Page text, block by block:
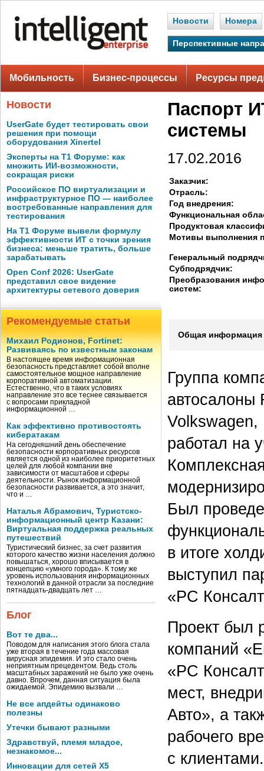
Новости Номера
Перспективные
Мобильность Бизнес-процессы Ресурсы
Новости
UserGate будет тестировать свои
решения при помощи
оборудования Xinertel
Эксперты на Т1 Форуме: как
множить ИИ-возможности,
сокращая риски
Российское ПО виртуализации и
инфраструктурное ПО — наиболее
востребованные направления для
тестирования
На Т1 Форуме вывели формулу
эффективности ИТ с точки зрения
бизнеса: меньше тратить, больше
зарабатывать
Open Conf 2026: UserGate
представил свое видение
архитектуры сетевого доверия
Рекомендуемые статьи
Михаил Родионов, Fortinet:
Развиваясь по известным законам
В настоящее время информационная
безопасность представляет собой вполне
самостоятельное мощное направление
корпоративной автоматизации.
Естественно, что в таких условиях
направление это все теснее связывается
с вопросами прикладной
информационной …
Как эффективно противостоять
кибератакам
На сегодняшний день обеспечение
безопасности корпоративных ресурсов
является одной из наиболее приоритетных
целей для любой компании вне
зависимости от масштабов и сферы
деятельности. Рынок информационной
безопасности развивается, а это значит,
что и …
Наталья Абрамович, Туристско-
информационный центр Казани:
Виртуальная поддержка реальных
путешествий
Туристический бизнес, за счет развития
которого качество жизни населения должно
повышаться, хорошо вписывается в
концепцию «умного города». К тому же
уровень использования информационных
технологий в данной отрасли за последние
пятнадцать-двадцать лет …
Блог
Вот те два...
Поводом для написания этого блога стала
уже вторая в течение года массовая
вирусная эпидемия. И это стало очень
неприятным прецедентом. Ведь столь
масштабных заражений не было уже очень
давно. Впрочем, данная ситуация была
ожидаемой. Эпидемию вызвали …
Не все апдейты одинаково
полезны
Утечки бывают разными
Здравствуй, племя младое,
незнакомое...
Инновации для сетей X5
Паспорт
системы
17.02.2016
Заказчик:
Отрасль:
Год внедрения:
Функциональная
Продуктовая
Мотивы выполнения
Генеральный
Субподрядчик:
Преобразования
систем:
Общая информация
Группа
автосалоны
Volkswagen,
работал на
Был
в итоге
выступил
«РС
Проект был
компаний
«РС
мест,
Авто», а
рабочего
с клиентами.